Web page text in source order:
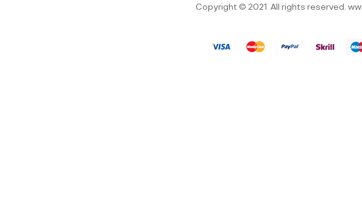
Copyright © 2021 All rights reserved.